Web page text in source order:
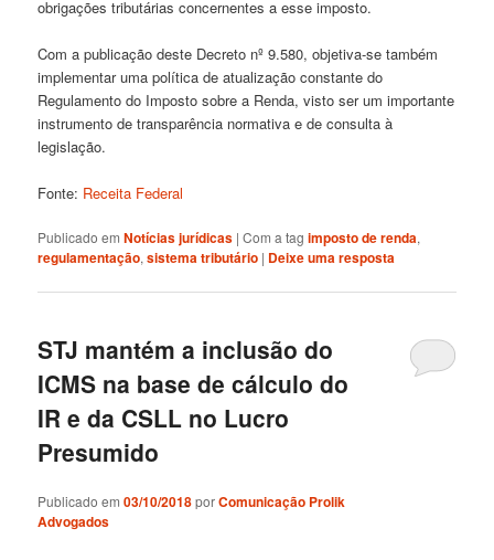
obrigações tributárias concernentes a esse imposto.
Com a publicação deste Decreto nº 9.580, objetiva-se também
implementar uma política de atualização constante do
Regulamento do Imposto sobre a Renda, visto ser um importante
instrumento de transparência normativa e de consulta à
legislação.
Fonte: Receita Federal
Publicado em Notícias jurídicas |Com a tagimposto de renda,
regulamentação,sistema tributário | Deixe uma resposta
STJ mantém a inclusão do
ICMS na base de cálculo do
IR e da CSLL no Lucro
Presumido
Publicado em03/10/2018porComunicação Prolik
Advogados